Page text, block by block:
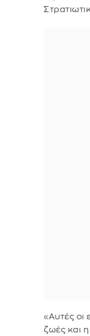
«Αυτές οι
ζωές και η